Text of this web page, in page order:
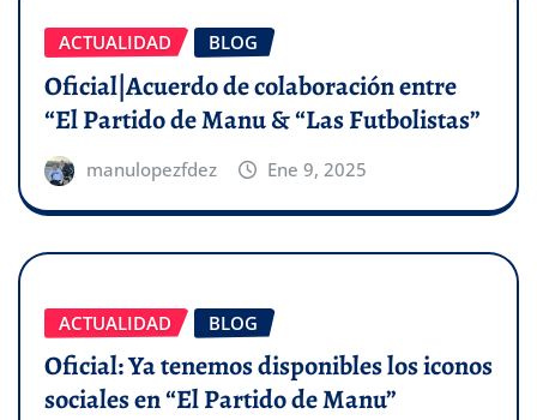
ACTUALIDAD BLOG
Oficial|Acuerdo de colaboración entre
“El Partido de Manu & “Las Futbolistas”
manulopezfdez Ene 9, 2025
ACTUALIDAD BLOG
Oficial: Ya tenemos disponibles los iconos
sociales en “El Partido de Manu”